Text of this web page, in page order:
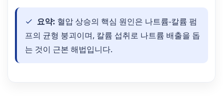
요약: 혈압 상승의 핵심 원인은 나트륨-칼륨 펌
프의 균형 붕괴이며, 칼륨 섭취로 나트륨 배출을 돕
는 것이 근본 해법입니다.